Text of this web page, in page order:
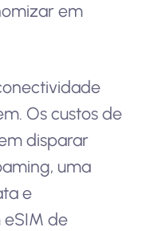
em
Os custos de
disparar
uma
e
de